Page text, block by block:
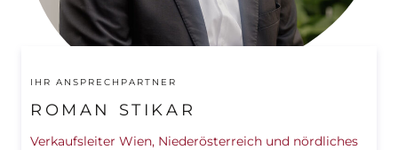
IHR ANSPRECHPARTNER
ROMAN STIKAR
Verkaufsleiter Wien, Niederösterreich und nördliches